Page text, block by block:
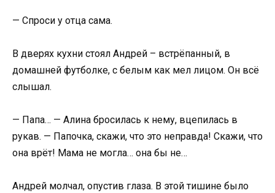
— Спроси у отца сама.
В дверях кухни стоял Андрей – встрёпанный, в
домашней футболке, с белым как мел лицом. Он всё
слышал.
— Папа… — Алина бросилась к нему, вцепилась в
рукав. — Папочка, скажи, что это неправда! Скажи, что
она врёт! Мама не могла… она бы не…
Андрей молчал, опустив глаза. В этой тишине было